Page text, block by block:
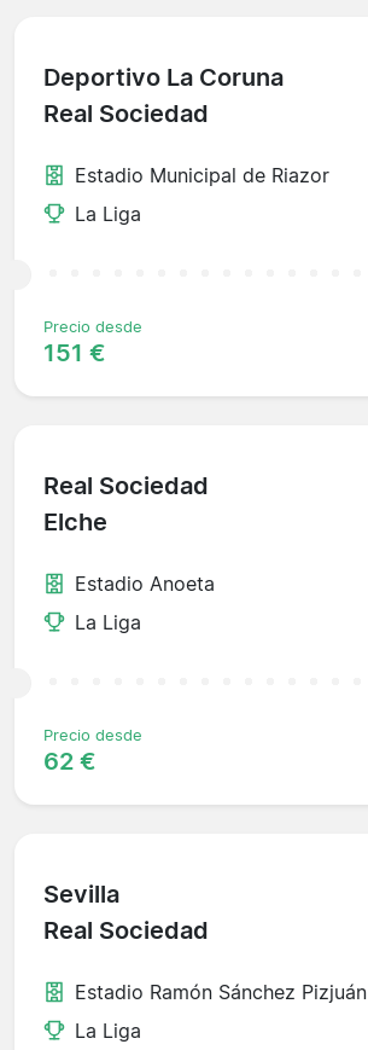
Deportivo La Coruna
Real Sociedad
Estadio Municipal de Riazor
La Liga
Precio desde
151 €
Real Sociedad
Elche
Estadio Anoeta
La Liga
Precio desde
62 €
Sevilla
Real Sociedad
Estadio Ramón Sánchez Pizjuán
La Liga